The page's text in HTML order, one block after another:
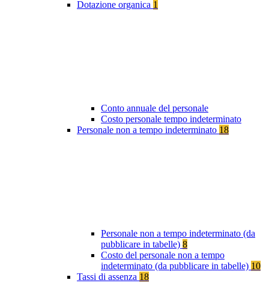
Dotazione organica 1
Conto annuale del personale
Costo personale tempo indeterminato
Personale non a tempo indeterminato 18
Personale non a tempo indeterminato (da
pubblicare in tabelle) 8
Costo del personale non a tempo
indeterminato (da pubblicare in tabelle) 10
Tassi di assenza 18